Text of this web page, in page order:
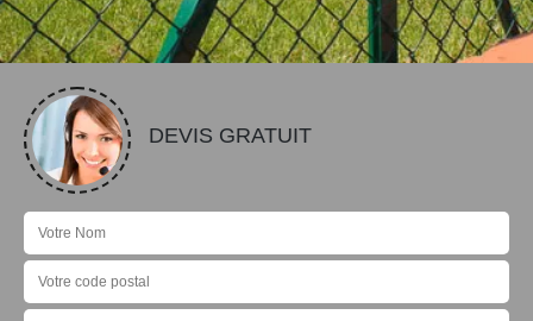
DEVIS GRATUIT